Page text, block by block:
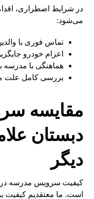
در شرایط اضطراری،
می‌شود:
تماس فوری با
اعزام خودرو جایگزین در
هماهنگی با مدرسه
بررسی کامل علت
مقایسه
دبستان
دیگر
کیفیت سرویس مدرسه
است. ما معتقدیم کیفیت